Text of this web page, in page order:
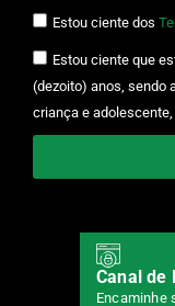
Estou ciente dos
Estou ciente que
(dezoito) anos, sendo
criança e
©
Canal de
Encaminhe